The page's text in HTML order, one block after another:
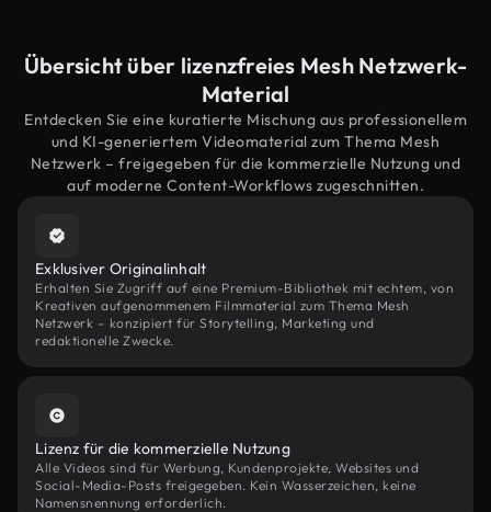
Übersicht über lizenzfreies Mesh Netzwerk-
Material
Entdecken Sie eine kuratierte Mischung aus professionellem
und KI-generiertem Videomaterial zum Thema Mesh
Netzwerk – freigegeben für die kommerzielle Nutzung und
auf moderne Content-Workflows zugeschnitten.
Exklusiver Originalinhalt
Erhalten Sie Zugriff auf eine Premium-Bibliothek mit echtem, von
Kreativen aufgenommenem Filmmaterial zum Thema Mesh
Netzwerk – konzipiert für Storytelling, Marketing und
redaktionelle Zwecke.
Lizenz für die kommerzielle Nutzung
Alle Videos sind für Werbung, Kundenprojekte, Websites und
Social-Media-Posts freigegeben. Kein Wasserzeichen, keine
Namensnennung erforderlich.